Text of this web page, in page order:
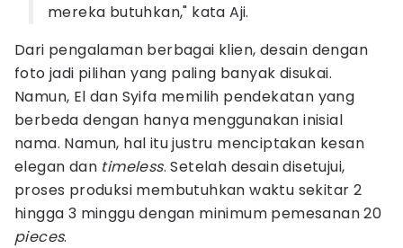
mereka butuhkan," kata Aji.
Dari pengalaman berbagai klien, desain dengan
foto jadi pilihan yang paling banyak disukai.
Namun, El dan Syifa memilih pendekatan yang
berbeda dengan hanya menggunakan inisial
nama. Namun, hal itu justru menciptakan kesan
elegan dan timeless. Setelah desain disetujui,
proses produksi membutuhkan waktu sekitar 2
hingga 3 minggu dengan minimum pemesanan 20
pieces.